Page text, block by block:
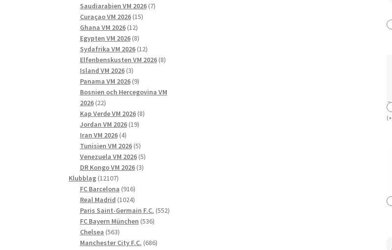
(+
produkter
Saudiarabien VM 2026 77
Curaçao VM 2026 1515
Ghana VM 2026 1212
produkter
Egypten VM 2026 88
produkter
Sydafrika VM 2026 1212
produkter
Elfenbenskusten VM 2026 88
Island VM 2026 33
produkter
Panama VM 2026 99
produkter
Bosnien och Hercegovina VM
2026 2222
produkter
Kap Verde VM 2026 88
Jordan VM 2026 1919
Iran VM 2026 44
produkter
Tunisien VM 2026 55
produkter
Venezuela VM 2026 55
produkter
DR Kongo VM 2026 33
Klubblag 1210712107
produkter
FC Barcelona 916916
produkter
Real Madrid 10241024
produkter
Paris Saint-Germain F.C. 552552
FC Bayern München 536536
Chelsea 563563
produkter
Manchester City F.C. 686686